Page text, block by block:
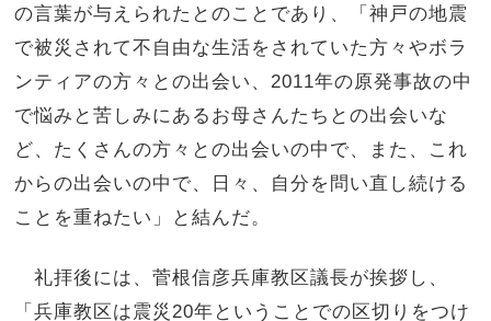
の言葉が与えられたとのことであり、「神戸の地震
で被災されて不自由な生活をされていた方々やボラ
ンティアの方々との出会い、2011年の原発事故の中
で悩みと苦しみにあるお母さんたちとの出会いな
ど、たくさんの方々との出会いの中で、また、これ
からの出会いの中で、日々、自分を問い直し続ける
ことを重ねたい」と結んだ。
礼拝後には、菅根信彦兵庫教区議長が挨拶し、
「兵庫教区は震災20年ということでの区切りをつけ